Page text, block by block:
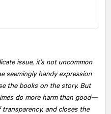
issue, it’s not uncommon
seemingly handy expression
the books on the story. But
do more harm than good—
and closes the